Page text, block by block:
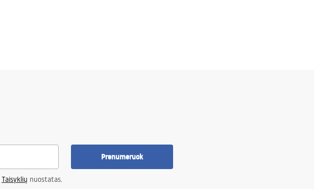
Prenumeruok
Taisyklių nuostatas.